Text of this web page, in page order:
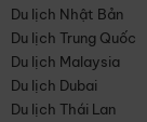
Du lịch Nhật Bản
Du lịch Trung Quốc
Du lịch Malaysia
Du lịch Dubai
Du lịch Thái Lan